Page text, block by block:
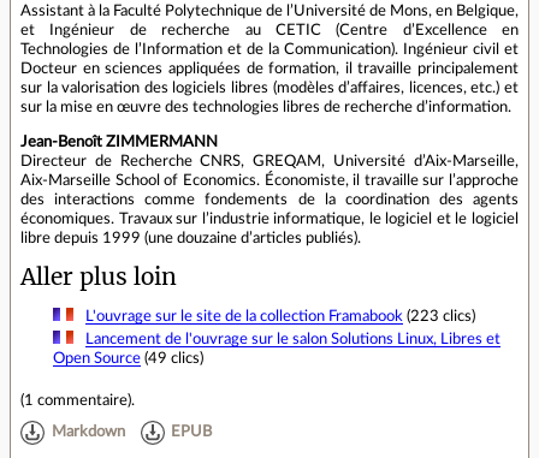
Assistant à la Faculté Polytechnique de l’Université de Mons, en Belgique,
et Ingénieur de recherche au CETIC (Centre d’Excellence en
Technologies de l’Information et de la Communication). Ingénieur civil et
Docteur en sciences appliquées de formation, il travaille principalement
sur la valorisation des logiciels libres (modèles d’affaires, licences, etc.) et
sur la mise en œuvre des technologies libres de recherche d’information.
Jean-Benoît ZIMMERMANN
Directeur de Recherche CNRS, GREQAM, Université d’Aix-Marseille,
Aix-Marseille School of Economics. Économiste, il travaille sur l’approche
des interactions comme fondements de la coordination des agents
économiques. Travaux sur l’industrie informatique, le logiciel et le logiciel
libre depuis 1999 (une douzaine d’articles publiés).
Aller plus loin
L'ouvrage sur le site de la collection Framabook (223 clics)
Lancement de l'ouvrage sur le salon Solutions Linux, Libres et
Open Source(49 clics)
(1 commentaire).
Markdown EPUB